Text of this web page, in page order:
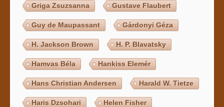
Griga Zsuzsanna Gustave Flaubert
Guy de Maupassant Gárdonyi Géza
H. Jackson Brown H. P. Blavatsky
Hamvas Béla Hankiss Elemér
Hans Christian Andersen Harald W. Tietze
Haris Dzsohari Helen Fisher